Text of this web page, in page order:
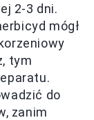
2-3 dni.
mógł
tym
do
zanim